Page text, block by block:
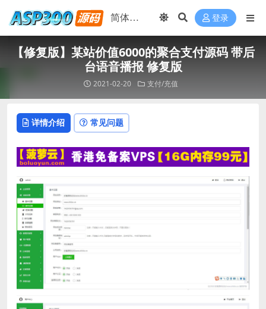
登录
【修复版】某站价值6000的聚合支付源码 带后
台语音播报 修复版
2021-02-20 支付/充值
详情介绍 常见问题